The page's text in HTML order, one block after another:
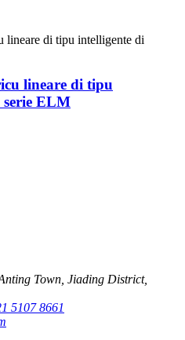
lineare di tipu
serie ELM
Town, Jiading District,
5107 8661